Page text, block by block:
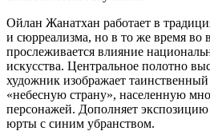
Ойлан Жанатхан работает в
и сюрреализма, но в то же время во
прослеживается влияние
искусства. Центральное полотно
художник изображает
«небесную страну», населенную
персонажей. Дополняет экспозицию
юрты с синим убранством.